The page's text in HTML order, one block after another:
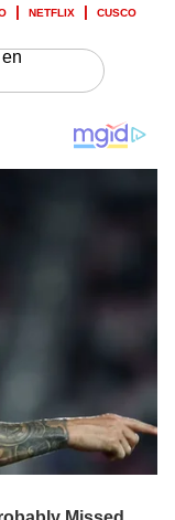
NETFLIX CUSCO